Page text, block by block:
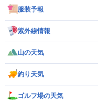
服装予報
紫外線情報
山の天気
釣り天気
ゴルフ場の天気